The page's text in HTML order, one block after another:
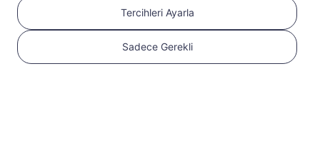
eSIM planı seçin
Uluslararası
seyahatiniz için bir
Tercihleri Ayarla
Sadece Gerekli